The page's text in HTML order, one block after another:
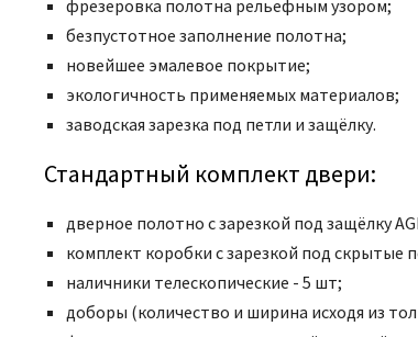
фрезеровка полотна рельефным узором;
безпустотное заполнение полотна;
новейшее эмалевое покрытие;
экологичность применяемых материалов;
заводская зарезка под петли и защёлку.
Стандартный комплект двери:
дверное полотно с зарезкой под защёлку
комплект коробки с зарезкой под скрытые
наличники телескопические - 5 шт;
доборы (количество и ширина исходя из